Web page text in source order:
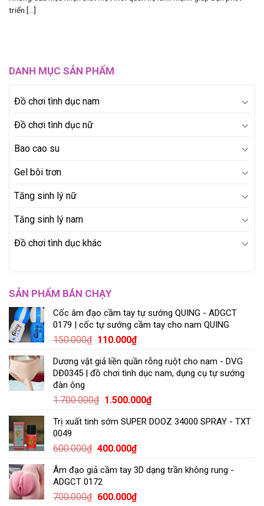
DANH MỤC SẢN PHẨM
Đồ chơi tình dục nam
Đồ chơi tình dục nữ
Bao cao su
Gel bôi trơn
Tăng sinh lý nữ
Tăng sinh lý nam
Đồ chơi tình dục khác
SẢN PHẨM BÁN CHẠY
Cốc âm đạo cầm tay tự sướng QUING - ADGCT
0179 | cốc tự sướng cầm tay cho nam QUING
150.000₫ 110.000₫
Dương vật giả liền quần rỗng ruột cho nam - DVG
DĐ0345 | đồ chơi tình dục nam, dụng cụ tự sướng
đàn ông
1.700.000₫ 1.500.000₫
Trị xuất tinh sớm SUPER DOOZ 34000 SPRAY - TXT
0049
600.000₫ 400.000₫
Âm đạo giả cầm tay 3D dạng trần không rung -
ADGCT 0172
700.000₫ 600.000₫
triển [...]